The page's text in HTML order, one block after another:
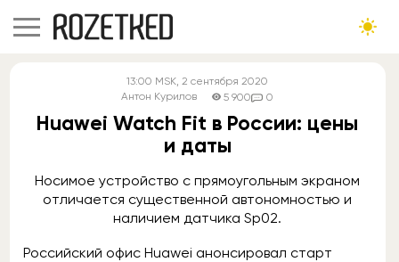
13:00 MSK, 2 сентября 2020
Антон Курилов
5 900 0
Huawei Watch Fit в России: цены
и даты
Носимое устройство с прямоугольным экраном
отличается существенной автономностью и
наличием датчика Sp02.
Российский офис Huawei анонсировал старт